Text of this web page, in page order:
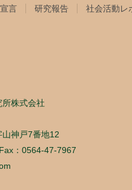
言 研究報告 社会活動レ
株式会社
神戸7番地12
：0564-47-7967